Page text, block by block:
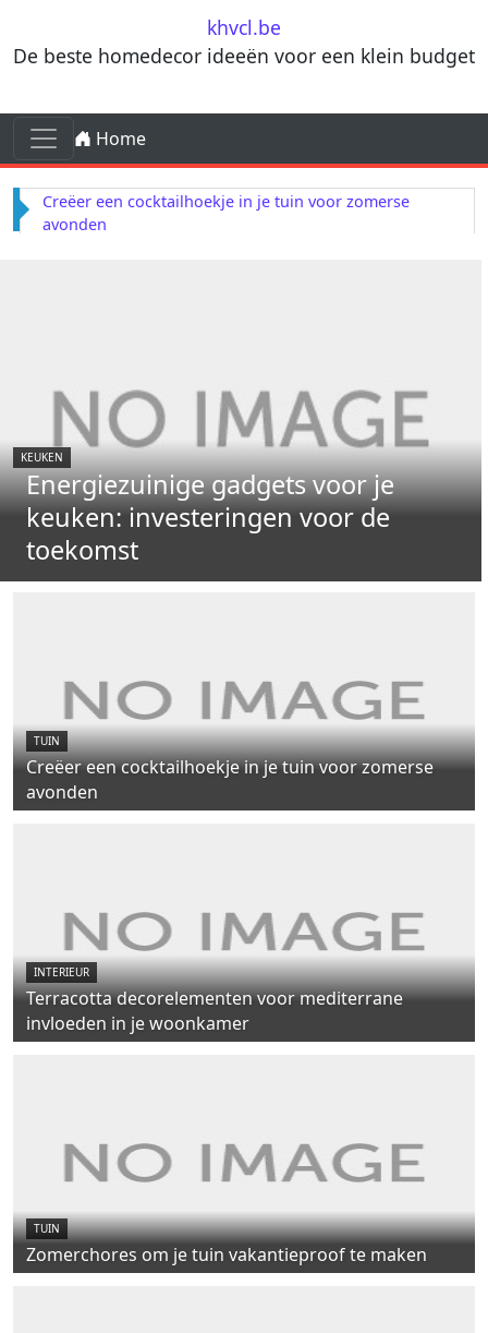
khvcl.be
De beste homedecor ideeën voor een klein budget
Skip to content
Main Navigation
Home
Creëer een cocktailhoekje in je tuin voor zomerse
avonden
KEUKEN
Energiezuinige gadgets voor je
keuken: investeringen voor de
toekomst
TUIN
Creëer een cocktailhoekje in je tuin voor zomerse
avonden
INTERIEUR
Terracotta decorelementen voor mediterrane
invloeden in je woonkamer
TUIN
Zomerchores om je tuin vakantieproof te maken